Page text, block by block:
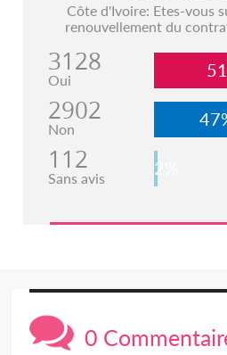
Côte d'Ivoire: Etes-vous
renouvellement du
3128
Oui
2902
Non
112
Sans avis 2%
0